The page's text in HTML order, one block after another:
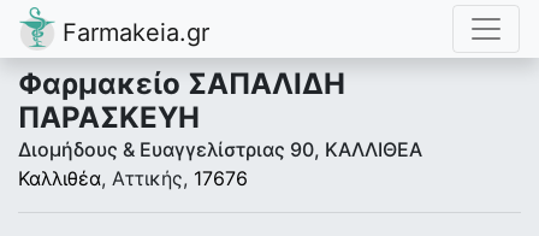
Farmakeia.gr
Φαρμακείο ΣΑΠΑΛΙΔΗ
ΠΑΡΑΣΚΕΥΗ
Διομήδους & Ευαγγελίστριας 90, ΚΑΛΛΙΘΕΑ
Καλλιθέα, Αττικής, 17676